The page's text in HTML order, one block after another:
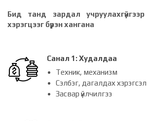
Бид танд зардал
хэрэгцээг бүрэн хангана
Санал 1: Худалдаа
Техник, механизм
Сэлбэг, дагалдах хэрэгсэл
Засвар үйлчилгээ